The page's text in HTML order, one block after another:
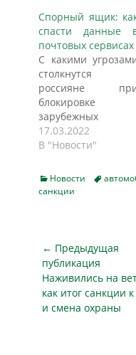
уже попали
секционные
заявили, что были
готовы к
развитию событий.
Кроме
Центральный банк
выразил готовность
поддержать эти
кредитно-
организации как
рублях, так и в
Спорный ящик:
спасти данные
почтовых сервисах
С какими
столкнутся
россияне
блокировке
зарубежных
почтовых служб?
Эксперты по
безопасности
предупреждают о
иностранных
почтовых сервисов,
таких как
Outlook, Yahoo!
AOL, iCloud Mail и
других. Помимо
17.03.2022
В "Новости"
Categories
Новости Tags
санкции
Навигация
по
записям
← Предыдущая
публикация
Предыдущая
публикация
Наживились на
как итог санкции
и смена охраны